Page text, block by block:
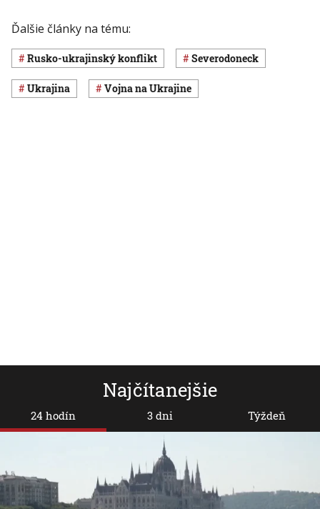
Ďalšie články na tému:
rusko-ukrajinský konflikt Severodoneck
Ukrajina vojna na Ukrajine
Najčítanejšie
24 hodín 3 dni
rozhodnosť
súvisí to